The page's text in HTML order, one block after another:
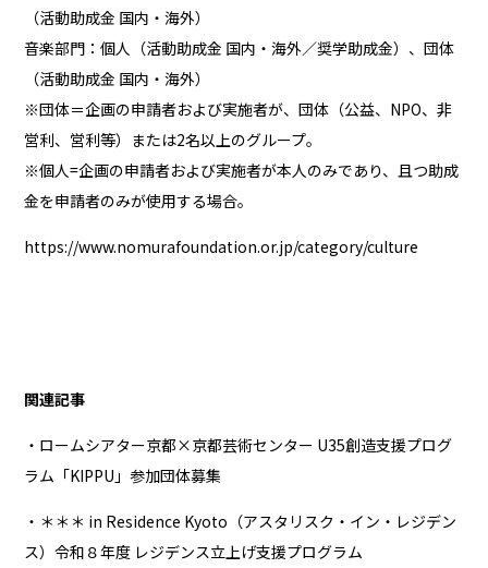
（活動助成金 国内・海外）
音楽部門：個人（活動助成金 国内・海外／奨学助成金）、団体
（活動助成金 国内・海外）
※団体＝企画の申請者および実施者が、団体（公益、NPO、非
営利、営利等）または2名以上のグループ。
※個人=企画の申請者および実施者が本人のみであり、且つ助成
金を申請者のみが使用する場合。
https://www.nomurafoundation.or.jp/category/culture
関連記事
・ロームシアター京都×京都芸術センター U35創造支援プログ
ラム「KIPPU」参加団体募集
・＊＊＊ in Residence Kyoto（アスタリスク・イン・レジデン
ス）令和８年度 レジデンス立上げ支援プログラム